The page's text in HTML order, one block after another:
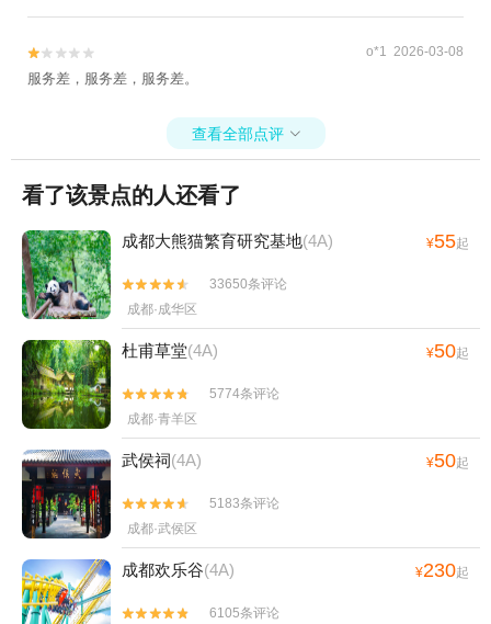

 o*1 2026-03-08
服务差，服务差，服务差。
查看全部点评 
看了该景点的人还看了
成都大熊猫繁育研究基地(4A) ¥55起


33650条评论
成都·成华区
杜甫草堂(4A) ¥50起


5774条评论
成都·青羊区
武侯祠(4A) ¥50起


5183条评论
成都·武侯区
成都欢乐谷(4A) ¥230起

 6105条评论